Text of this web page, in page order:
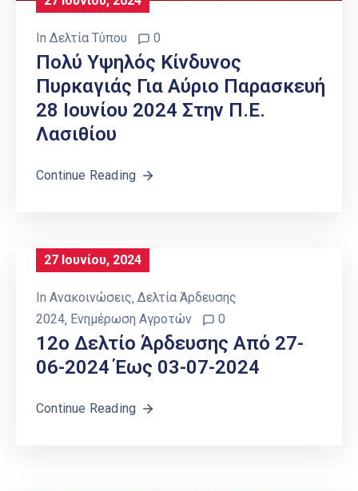
In Δελτία Τύπου 0
Πολύ Υψηλός Κίνδυνος
Πυρκαγιάς Για Αύριο Παρασκευή
28 Ιουνίου 2024 Στην Π.Ε.
Λασιθίου
Continue Reading
27 Ιουνίου, 2024
In Ανακοινώσεις‚ Δελτία Άρδευσης
2024‚ Ενημέρωση Αγροτών 0
12o Δελτίο Άρδευσης Από 27-
06-2024 Έως 03-07-2024
Continue Reading